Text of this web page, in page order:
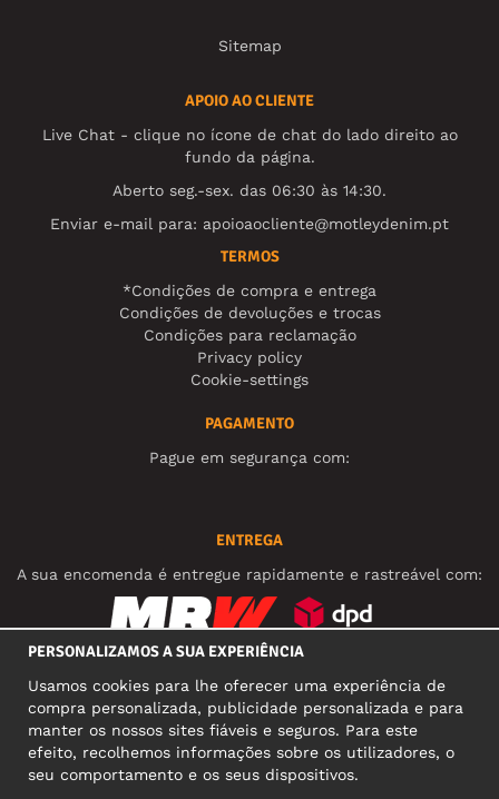
Sitemap
APOIO AO CLIENTE
Live Chat - clique no ícone de chat do lado direito ao
fundo da página.
Aberto seg.-sex. das 06:30 às 14:30.
Enviar e-mail para: apoioaocliente@motleydenim.pt
TERMOS
*Condições de compra e entrega
Condições de devoluções e trocas
Condições para reclamação
Privacy policy
Cookie-settings
PAGAMENTO
Pague em segurança com:
ENTREGA
A sua encomenda é entregue rapidamente e rastreável com:
MORADA COMERCIAL
PERSONALIZAMOS A SUA EXPERIÊNCIA
Usamos cookies para lhe oferecer uma experiência de
compra personalizada, publicidade personalizada e para
manter os nossos sites fiáveis e seguros. Para este
efeito, recolhemos informações sobre os utilizadores, o
seu comportamento e os seus dispositivos.